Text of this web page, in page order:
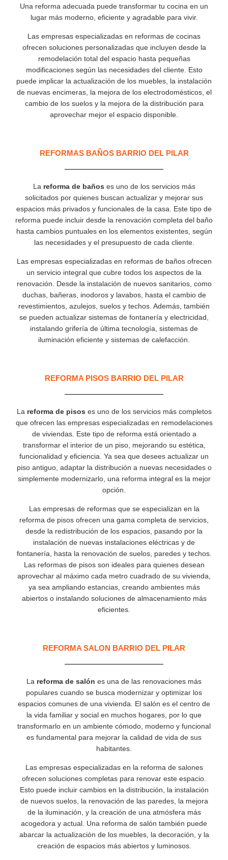
Una reforma adecuada puede transformar tu cocina en un
lugar más moderno, eficiente y agradable para vivir.
Las empresas especializadas en reformas de cocinas
ofrecen soluciones personalizadas que incluyen desde la
remodelación total del espacio hasta pequeñas
modificaciones según las necesidades del cliente. Esto
puede implicar la actualización de los muebles, la instalación
de nuevas encimeras, la mejora de los electrodomésticos, el
cambio de los suelos y la mejora de la distribución para
aprovechar mejor el espacio disponible.
REFORMAS BAÑOS BARRIO DEL PILAR
La reforma de baños es uno de los servicios más
solicitados por quienes buscan actualizar y mejorar sus
espacios más privados y funcionales de la casa. Este tipo de
reforma puede incluir desde la renovación completa del baño
hasta cambios puntuales en los elementos existentes, según
las necesidades y el presupuesto de cada cliente.
Las empresas especializadas en reformas de baños ofrecen
un servicio integral que cubre todos los aspectos de la
renovación. Desde la instalación de nuevos sanitarios, como
duchas, bañeras, inodoros y lavabos, hasta el cambio de
revestimientos, azulejos, suelos y techos. Además, también
se pueden actualizar sistemas de fontanería y electricidad,
instalando grifería de última tecnología, sistemas de
iluminación eficiente y sistemas de calefacción.
REFORMA PISOS BARRIO DEL PILAR
La reforma de pisos es uno de los servicios más completos
que ofrecen las empresas especializadas en remodelaciones
de viviendas. Este tipo de reforma está orientado a
transformar el interior de un piso, mejorando su estética,
funcionalidad y eficiencia. Ya sea que desees actualizar un
piso antiguo, adaptar la distribución a nuevas necesidades o
simplemente modernizarlo, una reforma integral es la mejor
opción.
Las empresas de reformas que se especializan en la
reforma de pisos ofrecen una gama completa de servicios,
desde la redistribución de los espacios, pasando por la
instalación de nuevas instalaciones eléctricas y de
fontanería, hasta la renovación de suelos, paredes y techos.
Las reformas de pisos son ideales para quienes desean
aprovechar al máximo cada metro cuadrado de su vivienda,
ya sea ampliando estancias, creando ambientes más
abiertos o instalando soluciones de almacenamiento más
eficientes.
REFORMA SALON BARRIO DEL PILAR
La reforma de salón es una de las renovaciones más
populares cuando se busca modernizar y optimizar los
espacios comunes de una vivienda. El salón es el centro de
la vida familiar y social en muchos hogares, por lo que
transformarlo en un ambiente cómodo, moderno y funcional
es fundamental para mejorar la calidad de vida de sus
habitantes.
Las empresas especializadas en la reforma de salones
ofrecen soluciones completas para renovar este espacio.
Esto puede incluir cambios en la distribución, la instalación
de nuevos suelos, la renovación de las paredes, la mejora
de la iluminación, y la creación de una atmósfera más
acogedora y actual. Una reforma de salón también puede
abarcar la actualización de los muebles, la decoración, y la
creación de espacios más abiertos y luminosos.